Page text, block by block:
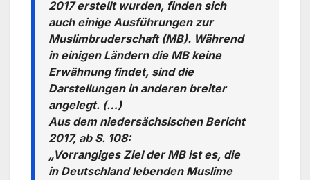
2017 erstellt wurden, finden sich
auch einige Ausführungen zur
Muslimbruderschaft (MB). Während
in einigen Ländern die MB keine
Erwähnung findet, sind die
Darstellungen in anderen breiter
angelegt. (…)
Aus dem niedersächsischen Bericht
2017, ab S. 108:
„Vorrangiges Ziel der MB ist es, die
in Deutschland lebenden Muslime